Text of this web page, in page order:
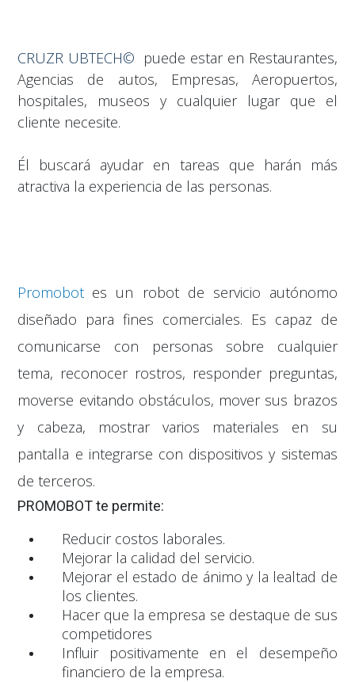
CRUZR UBTECH© puede estar en Restaurantes,
Agencias de autos, Empresas, Aeropuertos,
hospitales, museos y cualquier lugar que el
cliente necesite.
Él buscará ayudar en tareas que harán más
atractiva la experiencia de las personas.
Promobot es un robot de servicio autónomo
diseñado para fines comerciales. Es capaz de
comunicarse con personas sobre cualquier
tema, reconocer rostros, responder preguntas,
moverse evitando obstáculos, mover sus brazos
y cabeza, mostrar varios materiales en su
pantalla e integrarse con dispositivos y sistemas
de terceros.
PROMOBOT te permite:
Reducir costos laborales.
Mejorar la calidad del servicio.
Mejorar el estado de ánimo y la lealtad de
los clientes.
Hacer que la empresa se destaque de sus
competidores
Influir positivamente en el desempeño
financiero de la empresa.